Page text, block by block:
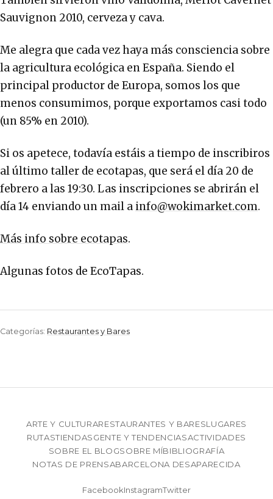
Sauvignon 2010, cerveza y cava.
Me alegra que cada vez haya más consciencia sobre
la agricultura ecológica en España. Siendo el
principal productor de Europa, somos los que
menos consumimos, porque exportamos casi todo
(un 85% en 2010).
Si os apetece, todavía estáis a tiempo de inscribiros
al último taller de ecotapas, que será el día 20 de
febrero a las 19:30. Las inscripciones se abrirán el
día 14 enviando un mail a info@wokimarket.com.
Más info sobre ecotapas.
Algunas fotos de EcoTapas.
Categorías: Restaurantes y Bares
ARTE Y CULTURARESTAURANTES Y BARESLUGARES
RUTASTIENDASGENTE Y TENDENCIASACTIVIDADES
SOBRE EL BLOGSOBRE MÍBIBLIOGRAFÍA
NOTAS DE PRENSABARCELONA DESAPARECIDA
FacebookInstagramTwitter